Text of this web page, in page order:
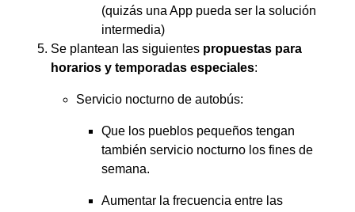
(quizás una App pueda ser la solución
intermedia)
Se plantean las siguientes propuestas para
horarios y temporadas especiales:
Servicio nocturno de autobús:
Que los pueblos pequeños tengan
también servicio nocturno los fines de
semana.
Aumentar la frecuencia entre las